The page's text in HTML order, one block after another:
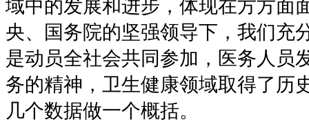
域中的发展和进步，体现在方方面
央、国务院的坚强领导下，我们充
是动员全社会共同参加，医务人员
务的精神，卫生健康领域取得了历
几个数据做一个概括。